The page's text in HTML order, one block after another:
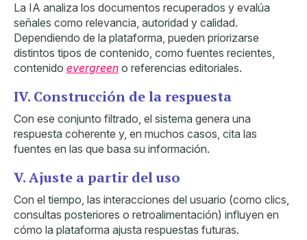
La IA analiza los documentos recuperados y evalúa
señales como relevancia, autoridad y calidad.
Dependiendo de la plataforma, pueden priorizarse
distintos tipos de contenido, como fuentes recientes,
contenido evergreen o referencias editoriales.
IV. Construcción de la respuesta
Con ese conjunto filtrado, el sistema genera una
respuesta coherente y, en muchos casos, cita las
fuentes en las que basa su información.
V. Ajuste a partir del uso
Con el tiempo, las interacciones del usuario (como clics,
consultas posteriores o retroalimentación) influyen en
cómo la plataforma ajusta respuestas futuras.